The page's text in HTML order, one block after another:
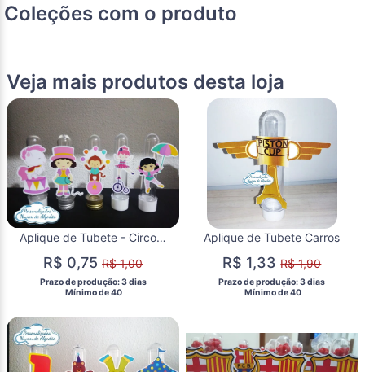
Coleções com o produto
Veja mais produtos desta loja
Aplique de Tubete - Circo Menina
R$ 0,75R$ 1,00
Prazo de produção: 3 dias
  Mínimo de 40
Aplique de Tubete Carros
R$ 1,33R$ 1,90
Prazo de produção: 3 dias
  Mínimo de 40